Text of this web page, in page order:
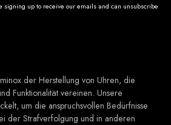
signing up to receive our emails and can unsubscribe
der Herstellung von Uhren, die
Funktionalität vereinen. Unsere
um die anspruchsvollen Bedürfnisse
der Strafverfolgung und in anderen